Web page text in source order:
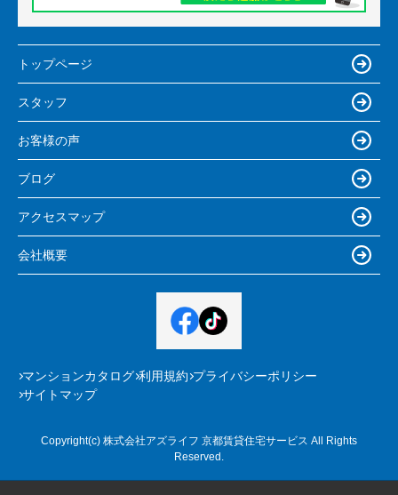
トップページ
スタッフ
お客様の声
ブログ
アクセスマップ
会社概要
マンションカタログ 利用規約 プライバシーポリシー
サイトマップ
Copyright(c) 株式会社アズライフ 京都賃貸住宅サービス All Rights
Reserved.